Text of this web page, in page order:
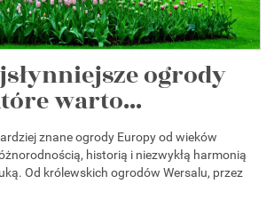
ogrody
warto...
znane ogrody Europy od wieków
historią i niezwykłą harmonią
Od królewskich ogrodów Wersalu, przez